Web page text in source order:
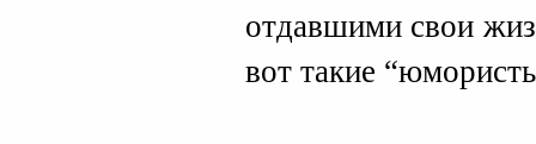
отдавшими свои
вот такие